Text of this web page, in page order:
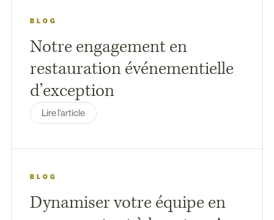
BLOG
Notre engagement en
restauration événementielle
d’exception
Lire l'article
BLOG
Dynamiser votre équipe en